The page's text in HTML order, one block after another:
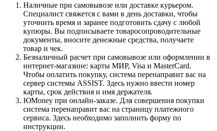
Наличные при самовывозе или доставке курьером.
Специалист свяжется с вами в день доставки, чтобы
уточнить время и заранее подготовить сдачу с любой
купюры. Вы подписываете товаросопроводительные
документы, вносите денежные средства, получаете
товар и чек.
Безналичный расчет при самовывозе или оформлении в
интернет-магазине: карты МИР, Visa и MasterCard.
Чтобы оплатить покупку, система перенаправит вас на
сервер системы ASSIST. Здесь нужно ввести номер
карты, срок действия и имя держателя.
ЮMoney при онлайн-заказе. Для совершения покупки
система перенаправит вас на страницу платежного
сервиса. Здесь необходимо заполнить форму по
инструкции.